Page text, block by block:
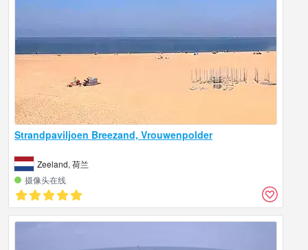
Strandpaviljoen Breezand, Vrouwenpolder
Zeeland, 荷兰
摄像头在线